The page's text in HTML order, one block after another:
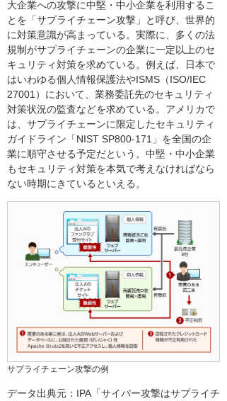
大企業への攻撃に中堅・中小企業を利用するこ
とを「サプライチェーン攻撃」と呼び、世界的
に対策意識が高まっている。実際に、多くの法
規制がサプライチェーンの企業に一定以上のセ
キュリティ対策を求めている。例えば、日本で
はいわゆる個人情報保護法やISMS（ISO/IEC
27001）において、業務委託先のセキュリティ
対策状況の監査などを求めている。アメリカで
は、サプライチェーンに限定したセキュリティ
ガイドライン「NIST SP800-171」を全国の企
業に順守させる予定だという。中堅・中小企業
もセキュリティ対策を本気で考えなければなら
ない時期にきているといえる。
サプライチェーン攻撃の例
データ出典元：IPA「サイバー攻撃はサプライチ